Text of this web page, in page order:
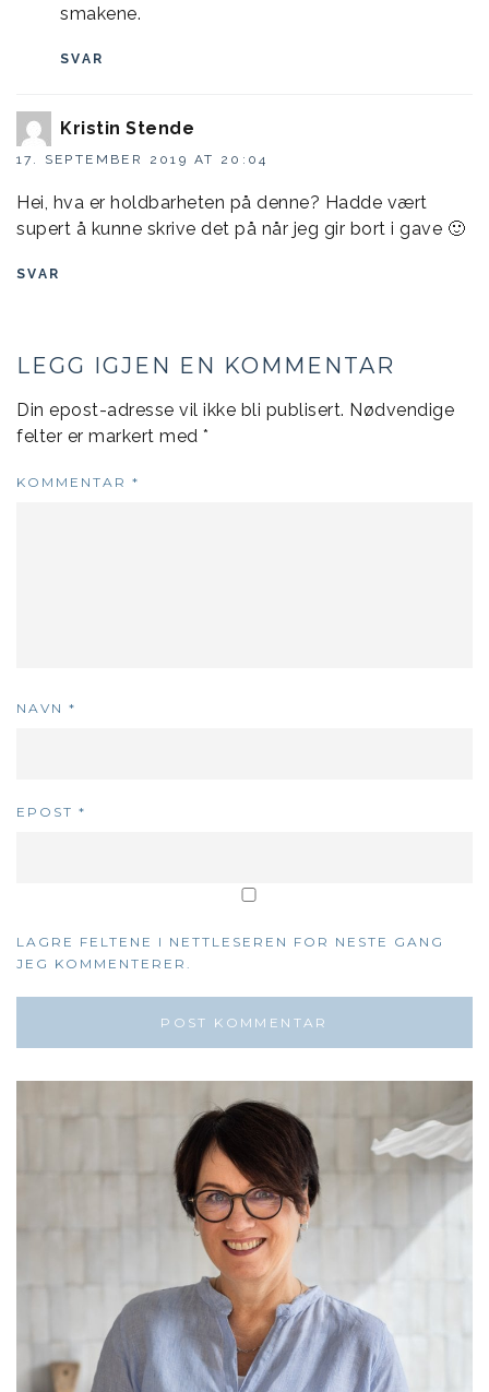
smakene.
SVAR
Kristin Stende
17. SEPTEMBER 2019 AT 20:04
Hei, hva er holdbarheten på denne? Hadde vært
supert å kunne skrive det på når jeg gir bort i gave 🙂
SVAR
LEGG IGJEN EN KOMMENTAR
Din epost-adresse vil ikke bli publisert. Nødvendige
felter er markert med *
KOMMENTAR *
NAVN *
EPOST *
LAGRE FELTENE I NETTLESEREN FOR NESTE GANG
JEG KOMMENTERER.